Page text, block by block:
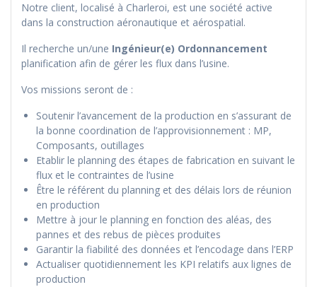
Notre client, localisé à Charleroi, est une société active
dans la construction aéronautique et aérospatial.
Il recherche un/une Ingénieur(e) Ordonnancement
planification afin de gérer les flux dans l’usine.
Vos missions seront de :
Soutenir l’avancement de la production en s’assurant de
la bonne coordination de l’approvisionnement : MP,
Composants, outillages
Etablir le planning des étapes de fabrication en suivant le
flux et le contraintes de l’usine
Être le référent du planning et des délais lors de réunion
en production
Mettre à jour le planning en fonction des aléas, des
pannes et des rebus de pièces produites
Garantir la fiabilité des données et l’encodage dans l’ERP
Actualiser quotidiennement les KPI relatifs aux lignes de
production